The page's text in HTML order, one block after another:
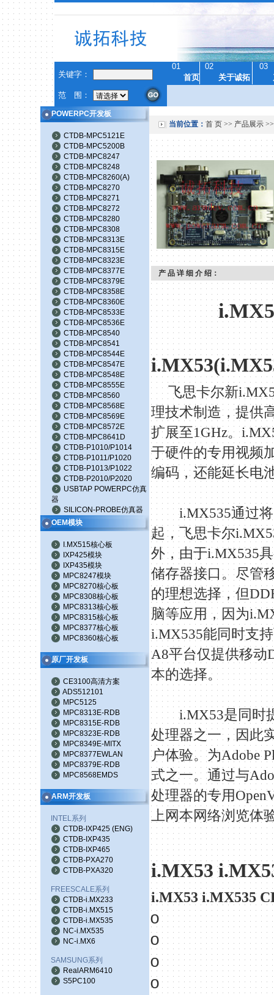
关键字：
范 围：
01 02
03
首页
关于诚拓
POWERPC开发板
CTDB-MPC5121E
CTDB-MPC5200B
CTDB-MPC8247
CTDB-MPC8248
CTDB-MPC8260(A)
CTDB-MPC8270
CTDB-MPC8271
CTDB-MPC8272
CTDB-MPC8280
CTDB-MPC8308
CTDB-MPC8313E
CTDB-MPC8315E
CTDB-MPC8323E
CTDB-MPC8377E
CTDB-MPC8379E
CTDB-MPC8358E
CTDB-MPC8360E
CTDB-MPC8533E
CTDB-MPC8536E
CTDB-MPC8540
CTDB-MPC8541
CTDB-MPC8544E
CTDB-MPC8547E
CTDB-MPC8548E
CTDB-MPC8555E
CTDB-MPC8560
CTDB-MPC8568E
CTDB-MPC8569E
CTDB-MPC8572E
CTDB-MPC8641D
CTDB-P1010/P1014
CTDB-P1011/P1020
CTDB-P1013/P1022
CTDB-P2010/P2020
USBTAP POWERPC仿真
器
SILICON-PROBE仿真器
OEM模块
I.MX515核心板
IXP425模块
IXP435模块
MPC8247模块
MPC8270核心板
MPC8308核心板
MPC8313核心板
MPC8315核心板
MPC8377核心板
MPC8360核心板
原厂开发板
CE3100高清方案
ADS512101
MPC5125
MPC8313E-RDB
MPC8315E-RDB
MPC8323E-RDB
MPC8349E-MITX
MPC8377EWLAN
MPC8379E-RDB
MPC8568EMDS
ARM开发板
INTEL系列
CTDB-IXP425 (ENG)
CTDB-IXP435
CTDB-IXP465
CTDB-PXA270
CTDB-PXA320
FREESCALE系列
CTDB-i.MX233
CTDB-i.MX515
CTDB-i.MX535
NC-i.MX535
NC-i.MX6
SAMSUNG系列
RealARM6410
S5PC100
当前位置： 首 页 >> 产品展示
产 品 详 细 介 绍：
飞思卡尔新
理技术制造，提供
扩展至1GHz。
于硬件的专用视频
编码，还能延长电
i.MX535通过
起，飞思卡尔
外，由于i.MX535
储存器接口。尽管
的理想选择，但
脑等应用，因为
i.MX535能同时支
A8平台仅提供移动
本的选择。
i.MX53是同时
处理器之一，因此
户体验。为Adobe
式之一。通过与
处理器的专用
上网本网络浏览体
i.MX53
i.MX53 i.MX535
o
o
o
o